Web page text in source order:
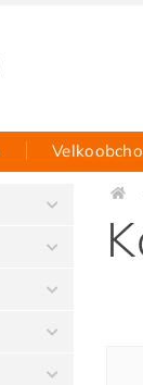
Hodnocení